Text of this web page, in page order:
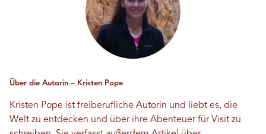
Über die Autorin – Kristen Pope
Kristen Pope ist freiberufliche Autorin und liebt es, die
Welt zu entdecken und über ihre Abenteuer für Visit zu